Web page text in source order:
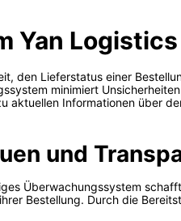
Yan
den Lieferstatus einer
minimiert
aktuellen Informationen über
und
Überwachungssystem
Bestellung. Durch die